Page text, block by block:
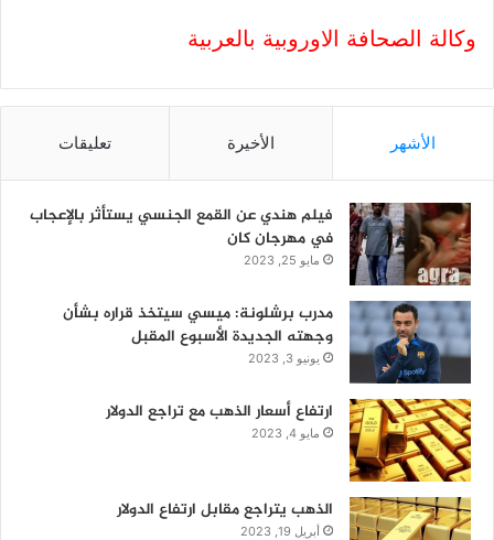
وكالة الصحافة الاوروبية بالعربية
الأشهر الأخيرة تعليقات
فيلم هندي عن القمع الجنسي يستأثر بالإعجاب
في مهرجان كان
مايو 25, 2023
مدرب برشلونة: ميسي سيتخذ قراره بشأن
وجهته الجديدة الأسبوع المقبل
يونيو 3, 2023
ارتفاع أسعار الذهب مع تراجع الدولار
مايو 4, 2023
الذهب يتراجع مقابل ارتفاع الدولار
أبريل 19, 2023